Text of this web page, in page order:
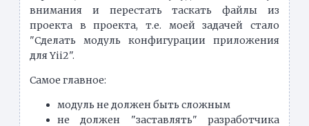
внимания и перестать таскать файлы из
проекта в проекта, т.е. моей задачей стало
"Сделать модуль конфигурации приложения
для Yii2".
Самое главное:
модуль не должен быть сложным
не должен "заставлять" разработчика